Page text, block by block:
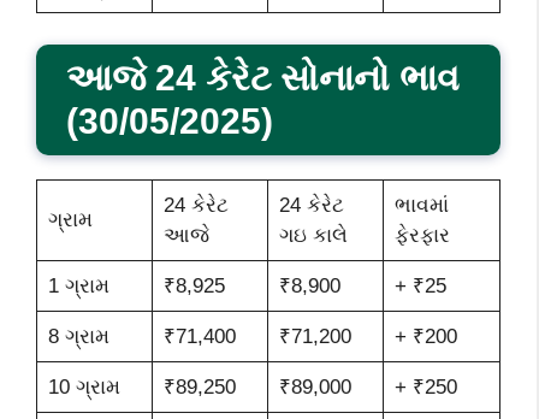
આજે 24 કેરેટ સોનાનો ભાવ
(30/05/2025)
ગ્રામ
24 કેરેટ
આજે
24 કેરેટ
ગઇ કાલે
ભાવમાં
ફેરફાર
1 ગ્રામ ₹8,925 ₹8,900 + ₹25
8 ગ્રામ ₹71,400 ₹71,200 + ₹200
10 ગ્રામ ₹89,250 ₹89,000 + ₹250